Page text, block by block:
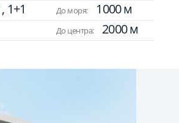
1+1 До моря: 1000 м
До центра: 2000 м